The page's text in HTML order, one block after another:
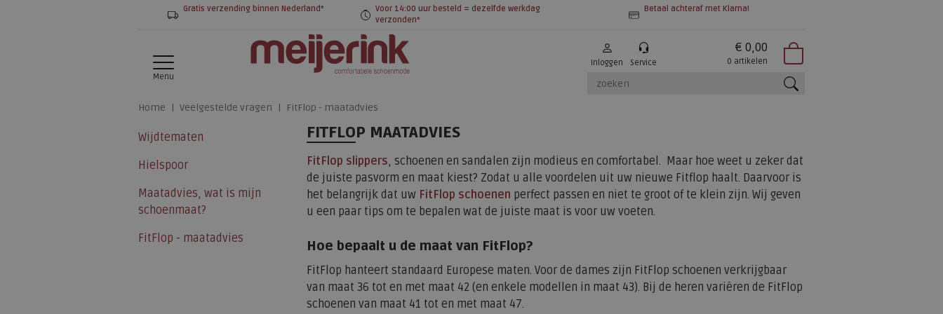
Gratis verzending binnen Nederland*
Voor 14:00 uur besteld = dezelfde werkdag
verzonden*
Betaal achteraf met Klarna!
Menu
Inloggen Service
€ 0,00
0 artikelen
Home Veelgestelde vragen FitFlop - maatadvies
Wijdtematen
Hielspoor
Maatadvies, wat is mijn
schoenmaat?
FitFlop - maatadvies
FITFLOP MAATADVIES
FitFlop slippers, schoenen en sandalen zijn modieus en comfortabel. Maar hoe weet u zeker dat
de juiste pasvorm en maat kiest? Zodat u alle voordelen uit uw nieuwe Fitflop haalt. Daarvoor is
het belangrijk dat uw FitFlop schoenen perfect passen en niet te groot of te klein zijn. Wij geven
u een paar tips om te bepalen wat de juiste maat is voor uw voeten.
Hoe bepaalt u de maat van FitFlop?
FitFlop hanteert standaard Europese maten. Voor de dames zijn FitFlop schoenen verkrijgbaar
van maat 36 tot en met maat 42 (en enkele modellen in maat 43). Bij de heren variëren de FitFlop
schoenen van maat 41 tot en met maat 47.